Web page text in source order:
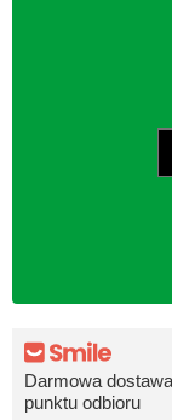
Darmowa
punktu odbioru